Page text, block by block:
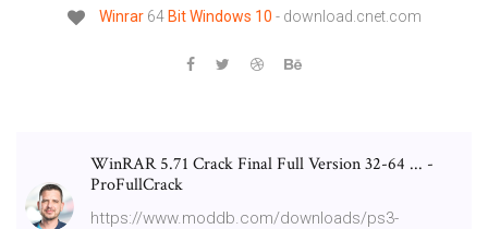
Winrar64 Bit Windows 10 - download.cnet.com
WinRAR 5.71 Crack Final Full Version 32-64 ... -
ProFullCrack
https://www.moddb.com/downloads/ps3-